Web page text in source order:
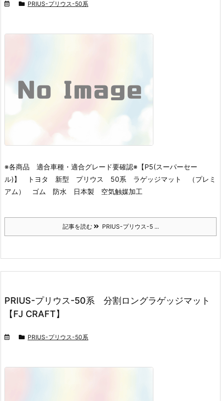
PRIUS-プリウス-50系
※各商品 適合車種・適合グレード要確認※ 【P5(スーパーセー
ル)】 トヨタ 新型 プリウス 50系 ラゲッジマット （プレミ
アム） ゴム 防水 日本製 空気触媒加工
記事を読む PRIUS-プリウス-5 ...
PRIUS-プリウス-50系 分割ロングラゲッジマット
【FJ CRAFT】
PRIUS-プリウス-50系